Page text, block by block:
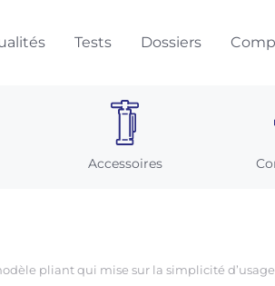
Tests Dossiers
Accessoires
pliant qui mise sur la simplicité d’usage